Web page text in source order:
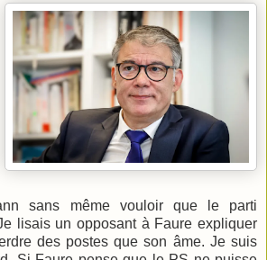
sans même vouloir que le parti
lisais un opposant à Faure expliquer
des postes que son âme. Je suis